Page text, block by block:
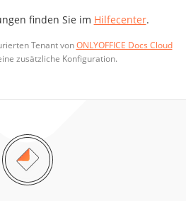
finden Sie im Hilfecenter.
Tenant vonONLYOFFICE Docs Cloud
zusätzliche Konfiguration.